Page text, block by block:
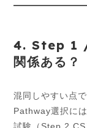
4. Step 1
関係ある？
混同しやすい点
Pathway選択に